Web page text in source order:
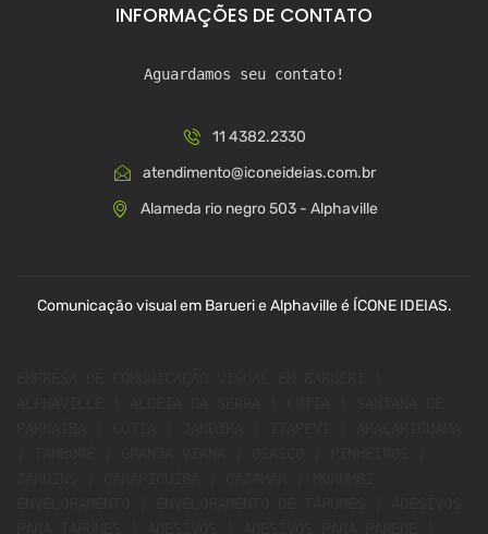
INFORMAÇÕES DE CONTATO
Aguardamos seu contato!
11 4382.2330
atendimento@iconeideias.com.br
Alameda rio negro 503 - Alphaville
Comunicação visual em Barueri e Alphaville é ÍCONE IDEIAS.